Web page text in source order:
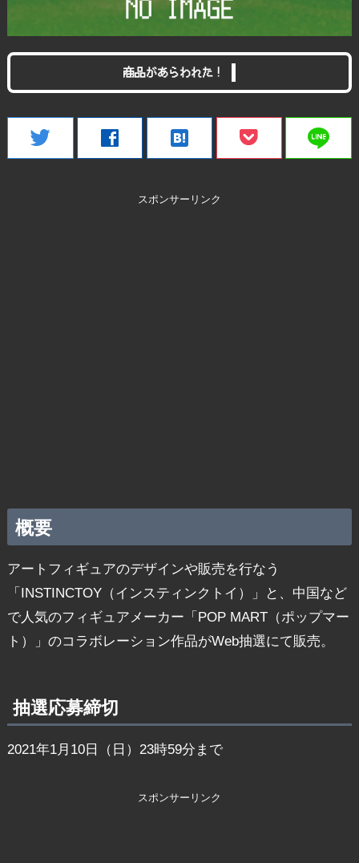
商品があらわれた！
twitter facebook hatenabookmark line
スポンサーリンク
概要
アートフィギュアのデザインや販売を行なう
「INSTINCTOY（インスティンクトイ）」と、中国など
で人気のフィギュアメーカー「POP MART（ポップマー
ト）」のコラボレーション作品がWeb抽選にて販売。
抽選応募締切
2021年1月10日（日）23時59分まで
スポンサーリンク